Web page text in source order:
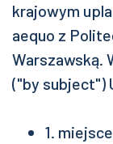
krajowym
aequo z
Warszawską.
("by subject")
1.